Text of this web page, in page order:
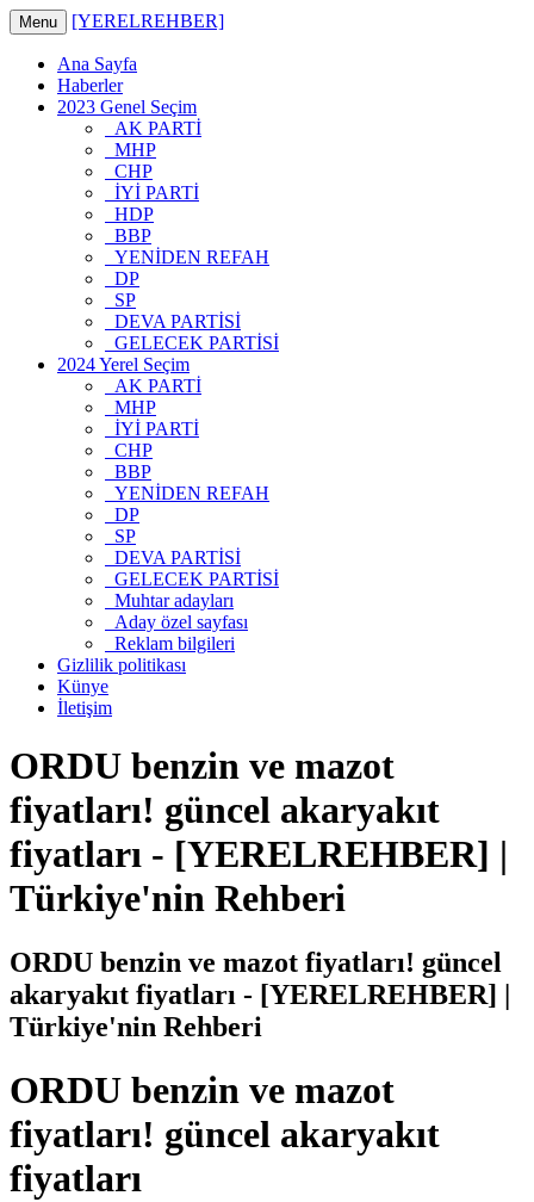
Menu [YERELREHBER]
Ana Sayfa
Haberler
2023 Genel Seçim
AK PARTİ
MHP
CHP
İYİ PARTİ
HDP
BBP
YENİDEN REFAH
DP
SP
DEVA PARTİSİ
GELECEK PARTİSİ
2024 Yerel Seçim
AK PARTİ
MHP
İYİ PARTİ
CHP
BBP
YENİDEN REFAH
DP
SP
DEVA PARTİSİ
GELECEK PARTİSİ
Muhtar adayları
Aday özel sayfası
Reklam bilgileri
Gizlilik politikası
Künye
İletişim
ORDU benzin ve mazot
fiyatları! güncel akaryakıt
fiyatları - [YERELREHBER] |
Türkiye'nin Rehberi
ORDU benzin ve mazot fiyatları! güncel
akaryakıt fiyatları - [YERELREHBER] |
Türkiye'nin Rehberi
ORDU benzin ve mazot
fiyatları! güncel akaryakıt
fiyatları